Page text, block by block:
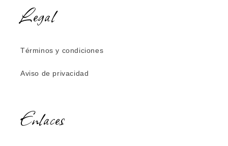
Legal
Términos y condiciones
Aviso de privacidad
Enlaces